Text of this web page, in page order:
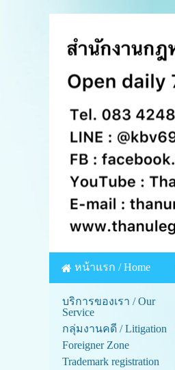
หน้าแรก / Home
บริการของเรา / Our
Service
กลุ่มงานคดี / Litigation
Foreigner Zone
Trademark registration